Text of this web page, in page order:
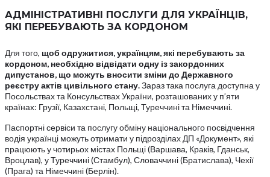
АДМІНІСТРАТИВНІ ПОСЛУГИ ДЛЯ УКРАЇНЦІВ,
ЯКІ ПЕРЕБУВАЮТЬ ЗА КОРДОНОМ
Для того, щоб одружитися, українцям, які перебувають за
кордоном, необхідно відвідати одну із закордонних
дипустанов, що можуть вносити зміни до Державного
реєстру актів цивільного стану.Зараз така послуга доступна у
Посольствах та Консульствах України, розташованих у п’яти
країнах: Грузії, Казахстані, Польщі, Туреччині та Німеччині.
Паспортні сервіси та послугу обміну національного посвідчення
водія українці можуть отримати у підрозділах ДП «Документ», які
працюють у чотирьох містах Польщі (Варшава, Краків, Гданськ,
Вроцлав), у Туреччині (Стамбул), Словаччині (Братислава), Чехії
(Прага) та Німеччині (Берлін).